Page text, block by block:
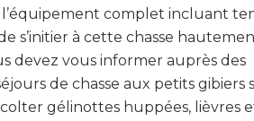
l’équipement complet incluant
s’initier à cette chasse
devez vous informer auprès des
de chasse aux petits gibiers
gélinottes huppées, lièvres